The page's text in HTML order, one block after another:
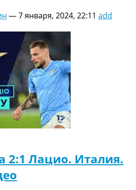
—7 января, 2024, 22:11 add
2:1 Лацио. Италия.